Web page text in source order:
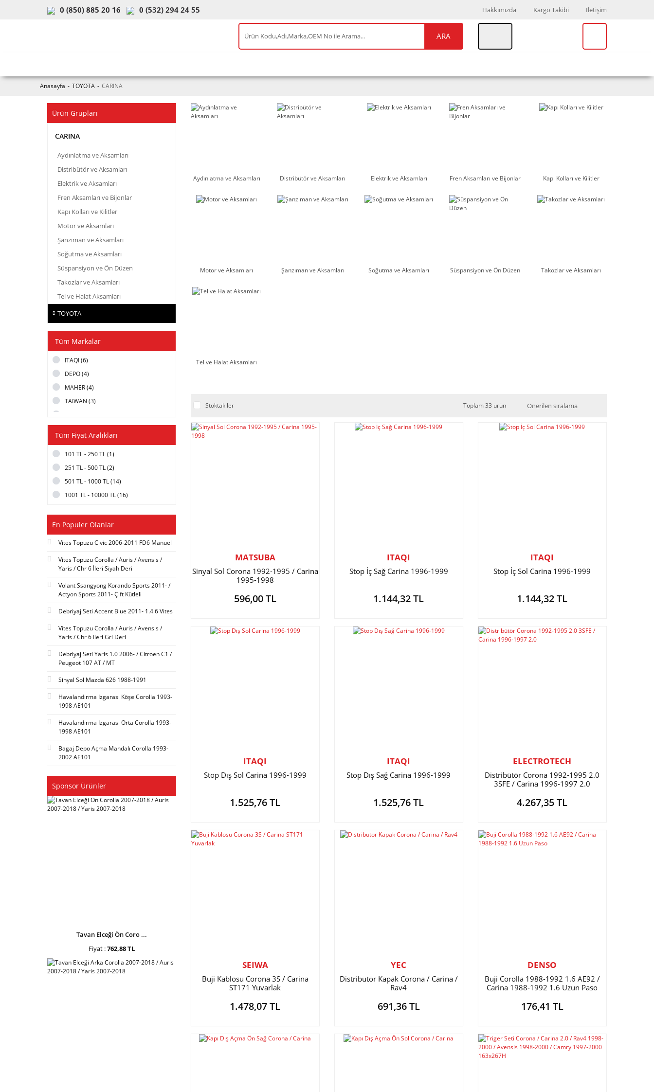
0 (850) 885 20 16 0 (532) 294 24 55 Hakkımızda Kargo Takibi İletişim
ARA
Anasayfa TOYOTA CARINA
Ürün Grupları
CARINA
Aydınlatma ve Aksamları
Distribütör ve Aksamları
Elektrik ve Aksamları
Fren Aksamları ve Bijonlar
Kapı Kolları ve Kilitler
Motor ve Aksamları
Şanzıman ve Aksamları
Soğutma ve Aksamları
Süspansiyon ve Ön Düzen
Takozlar ve Aksamları
Tel ve Halat Aksamları
TOYOTA
Tüm Markalar
ITAQI (6)
DEPO (4)
MAHER (4)
TAIWAN (3)
MATSUBA (2)
AISIN (1)
DENSO (1)
ELECTROTECH (1)
ETS (1)
SBK (1)
SBP (1)
YEC (1)
Tüm Fiyat Aralıkları
101 TL - 250 TL (1)
251 TL - 500 TL (2)
501 TL - 1000 TL (14)
1001 TL - 10000 TL (16)
En Populer Olanlar
Vites Topuzu Civic 2006-2011 FD6 Manuel
Vites Topuzu Corolla / Auris / Avensis /
Yaris / Chr 6 İleri Siyah Deri
Volant Ssangyong Korando Sports 2011- /
Actyon Sports 2011- Çift Kütleli
Debriyaj Seti Accent Blue 2011- 1.4 6 Vites
Vites Topuzu Corolla / Auris / Avensis /
Yaris / Chr 6 İleri Gri Deri
Debriyaj Seti Yaris 1.0 2006- / Citroen C1 /
Peugeot 107 AT / MT
Sinyal Sol Mazda 626 1988-1991
Havalandırma Izgarası Köşe Corolla 1993-
1998 AE101
Havalandırma Izgarası Orta Corolla 1993-
1998 AE101
Bagaj Depo Açma Mandalı Corolla 1993-
2002 AE101
Sponsor Ürünler
Tavan Elceği Ön Coro ...
Fiyat :762,88 TL
Aydınlatma ve Aksamları Distribütör ve Aksamları Elektrik ve Aksamları Fren Aksamları ve Bijonlar Kapı Kolları ve Kilitler
Motor ve Aksamları Şanzıman ve Aksamları Soğutma ve Aksamları Süspansiyon ve Ön Düzen Takozlar ve Aksamları
Tel ve Halat Aksamları
Stoktakiler Toplam 33 ürün
MATSUBA
Sinyal Sol Corona 1992-1995 / Carina
1995-1998
596,00 TL
ITAQI
Stop İç Sağ Carina 1996-1999
1.144,32 TL
ITAQI
Stop İç Sol Carina 1996-1999
1.144,32 TL
ITAQI
Stop Dış Sol Carina 1996-1999
1.525,76 TL
ITAQI
Stop Dış Sağ Carina 1996-1999
1.525,76 TL
ELECTROTECH
Distribütör Corona 1992-1995 2.0
3SFE / Carina 1996-1997 2.0
4.267,35 TL
SEIWA
Buji Kablosu Corona 3S / Carina
ST171 Yuvarlak
1.478,07 TL
YEC
Distribütör Kapak Corona / Carina /
Rav4
691,36 TL
DENSO
Buji Corolla 1988-1992 1.6 AE92 /
Carina 1988-1992 1.6 Uzun Paso
176,41 TL